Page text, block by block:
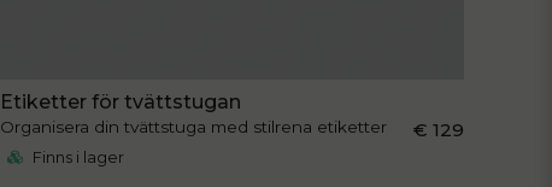
Etiketter för tvättstugan
Organisera din tvättstuga med stilrena etiketter € 129
Finns i lager